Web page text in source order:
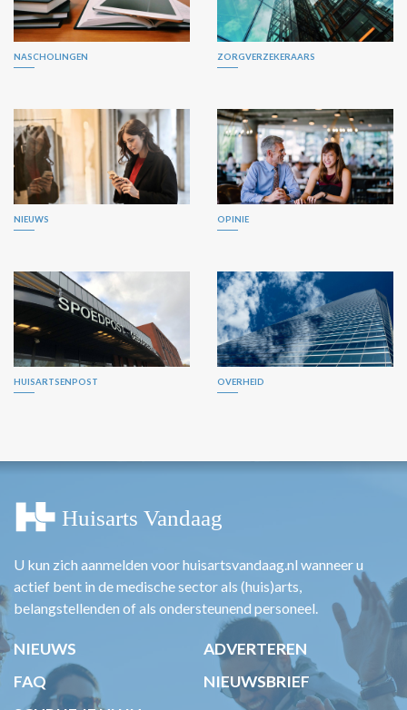
NASCHOLINGEN ZORGVERZEKERAARS
NIEUWS OPINIE
HUISARTSENPOST OVERHEID
U kun zich aanmelden voor huisartsvandaag.nl wanneer u
actief bent in de medische sector als (huis)arts,
belangstellenden of als ondersteunend personeel.
NIEUWS
ADVERTEREN
FAQ
NIEUWSBRIEF